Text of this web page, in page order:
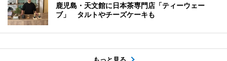
鹿児島・天文館に日本茶専門店「ティーウェー
ブ」 タルトやチーズケーキも
もっと見る